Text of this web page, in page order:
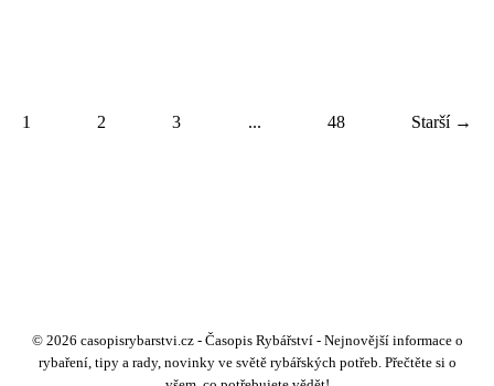
1 2 3 ... 48 Starší →
© 2026 casopisrybarstvi.cz - Časopis Rybářství - Nejnovější informace o
rybaření, tipy a rady, novinky ve světě rybářských potřeb. Přečtěte si o